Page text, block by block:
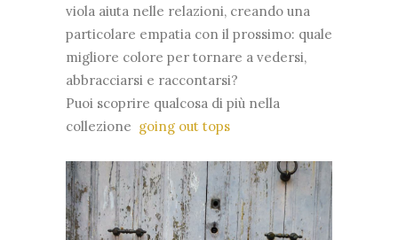
viola aiuta nelle relazioni, creando una
particolare empatia con il prossimo: quale
migliore colore per tornare a vedersi,
abbracciarsi e raccontarsi?
Puoi scoprire qualcosa di più nella
collezione going out tops